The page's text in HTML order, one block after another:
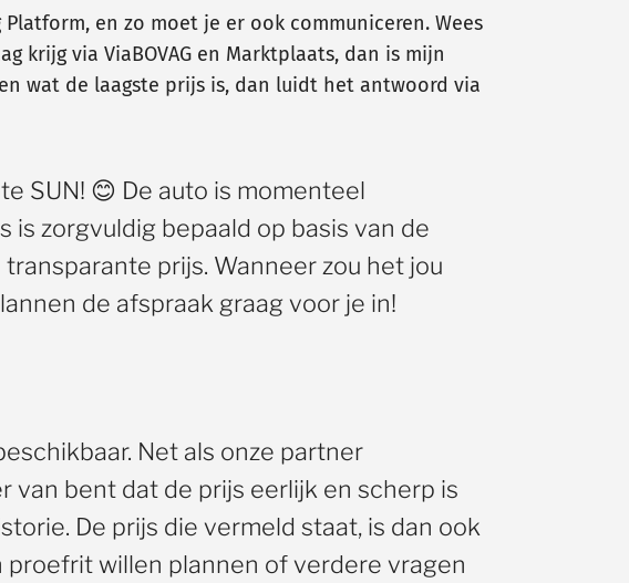
en zo moet je er ook communiceren. Wees
krijg via ViaBOVAG en Marktplaats, dan is mijn
wat de laagste prijs is, dan luidt het antwoord via
SUN! 😊 De auto is momenteel
is zorgvuldig bepaald op basis van de
prijs. Wanneer zou het jou
de afspraak graag voor je in!
Net als onze partner
van bent dat de prijs eerlijk en scherp is
De prijs die vermeld staat, is dan ook
willen plannen of verdere vragen